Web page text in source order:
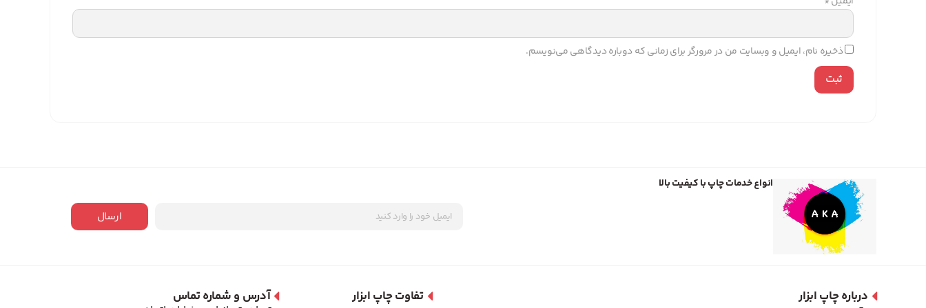
ذخیره نام، ایمیل و وبسایت من در مرورگر برای زمانی که دوباره دیدگاهی می‌نویسم.
انواع خدمات چاپ با کیفیت بالا
ارسال
درباره چاپ ابزار تفاوت چاپ ابزار آدرس و شماره تماس